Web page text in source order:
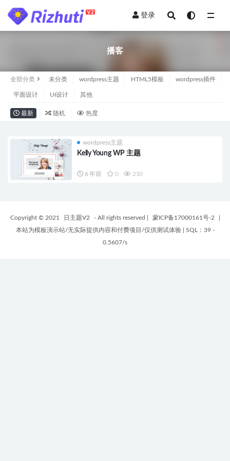
登录
播客
全部分类 未分类 wordpress主题 HTML5模板 wordpress插件
平面设计 UI设计 其他
最新 随机 热度
wordpress主题
Kelly Young WP 主题
6 年前 0 210
Copyright © 2021 日主题V2 - All rights reserved 蒙ICP备17000161号-2
本站为模板演示站/无实际提供内容和付费项目/仅供测试体验
SQL：39 -
0.5607/s